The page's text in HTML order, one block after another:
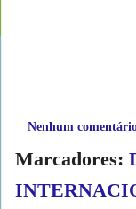
Nenhum
Marcadores: